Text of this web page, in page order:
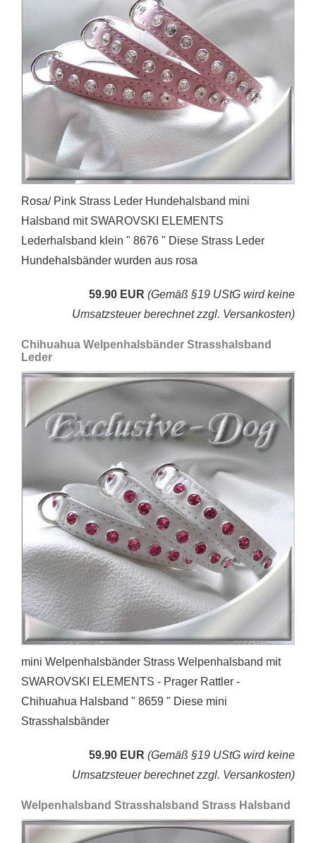
Rosa/ Pink Strass Leder Hundehalsband mini
Halsband mit SWAROVSKI ELEMENTS
Lederhalsband klein " 8676 " Diese Strass Leder
Hundehalsbänder wurden aus rosa
59.90 EUR (Gemäß §19 UStG wird keine
Umsatzsteuer berechnet zzgl. Versankosten)
Chihuahua Welpenhalsbänder Strasshalsband
Leder
mini Welpenhalsbänder Strass Welpenhalsband mit
SWAROVSKI ELEMENTS - Prager Rattler -
Chihuahua Halsband " 8659 " Diese mini
Strasshalsbänder
59.90 EUR (Gemäß §19 UStG wird keine
Umsatzsteuer berechnet zzgl. Versankosten)
Welpenhalsband Strasshalsband Strass Halsband